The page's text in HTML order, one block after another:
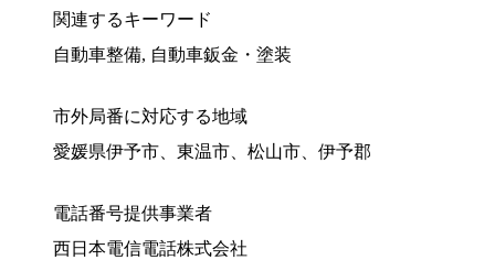
関連するキーワード
自動車整備, 自動車鈑金・塗装
市外局番に対応する地域
愛媛県伊予市、東温市、松山市、伊予郡
電話番号提供事業者
西日本電信電話株式会社